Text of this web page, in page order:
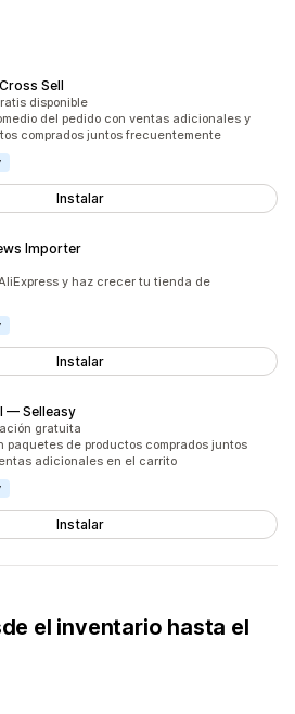
Sell
disponible
del pedido con ventas adicionales y
comprados juntos frecuentemente
Instalar
Importer
y haz crecer tu tienda de
Instalar
— Selleasy
gratuita
paquetes de productos comprados juntos
adicionales en el carrito
Instalar
el inventario hasta el